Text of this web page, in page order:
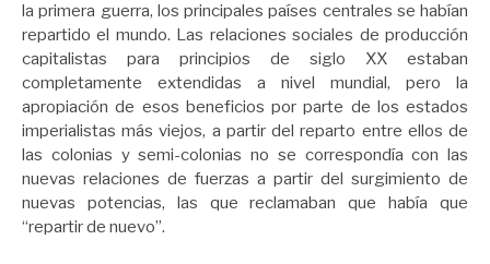
la primera guerra, los principales países centrales se habían
repartido el mundo. Las relaciones sociales de producción
capitalistas para principios de siglo XX estaban
completamente extendidas a nivel mundial, pero la
apropiación de esos beneficios por parte de los estados
imperialistas más viejos, a partir del reparto entre ellos de
las colonias y semi-colonias no se correspondía con las
nuevas relaciones de fuerzas a partir del surgimiento de
nuevas potencias, las que reclamaban que había que
“repartir de nuevo”.